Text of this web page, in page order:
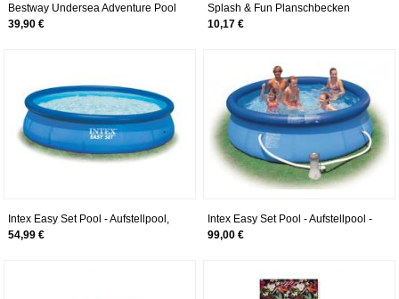
Bestway Undersea Adventure Pool
Planschbecken 262x175x51cm
39,90 €
Splash & Fun Planschbecken
Beach Fun 120cm
10,17 €
Intex Easy Set Pool - Aufstellpool,
305 x 76 cm
54,99 €
Intex Easy Set Pool - Aufstellpool -
Ø 305 x 76 cm - Mit Filteranlage
99,00 €